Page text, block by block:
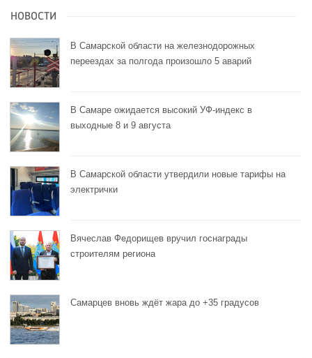
НОВОСТИ
В Самарской области на железнодорожных
переездах за полгода произошло 5 аварий
В Самаре ожидается высокий УФ-индекс в
выходные 8 и 9 августа
В Самарской области утвердили новые тарифы на
электрички
Вячеслав Федорищев вручил госнаграды
строителям региона
Самарцев вновь ждёт жара до +35 градусов